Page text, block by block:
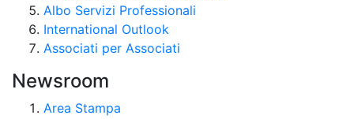
Albo Servizi Professionali
International Outlook
Associati per Associati
Newsroom
Area Stampa